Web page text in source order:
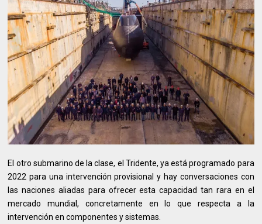
El otro submarino de la clase, el Tridente, ya está programado para
2022 para una intervención provisional y hay conversaciones con
las naciones aliadas para ofrecer esta capacidad tan rara en el
mercado mundial, concretamente en lo que respecta a la
intervención en componentes y sistemas.